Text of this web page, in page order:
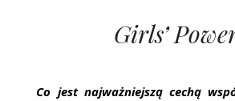
Girls’
Co jest najważniejszą cechą